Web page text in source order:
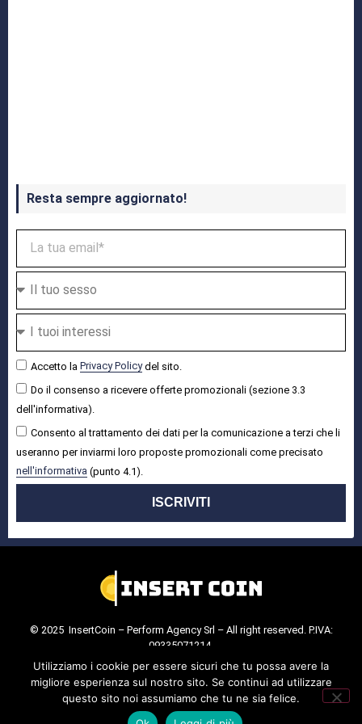
Resta sempre aggiornato!
Accetto la Privacy Policydel sito.
Do il consenso a ricevere offerte promozionali (sezione 3.3
dell'informativa).
Consento al trattamento dei dati per la comunicazione a terzi che li
useranno per inviarmi loro proposte promozionali come precisato
nell'informativa (punto 4.1).
ISCRIVITI
© 2025 InsertCoin – Perform Agency Srl – All right reserved. P.IVA:
09335071214.
Cookie Policy
Privacy Policy.
Utilizziamo i cookie per essere sicuri che tu possa avere la
migliore esperienza sul nostro sito. Se continui ad utilizzare
questo sito noi assumiamo che tu ne sia felice.